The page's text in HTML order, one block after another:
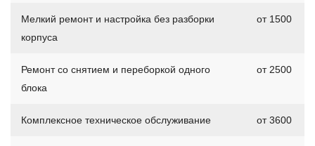
Мелкий ремонт и настройка без разборки
корпуса
от 1500
Ремонт со снятием и переборкой одного
блока
от 2500
Комплексное техническое обслуживание от 3600